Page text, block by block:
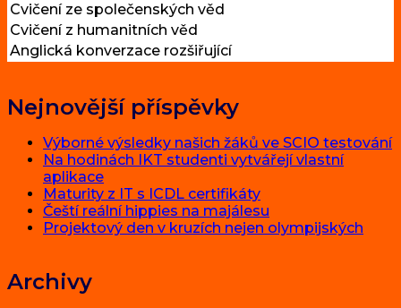
Cvičení ze společenských věd
Cvičení z humanitních věd
Anglická konverzace rozšiřující
Nejnovější příspěvky
Výborné výsledky našich žáků ve SCIO testování
Na hodinách IKT studenti vytvářejí vlastní
aplikace
Maturity z IT s ICDL certifikáty
Čeští reální hippies na majálesu
Projektový den v kruzích nejen olympijských
Archivy